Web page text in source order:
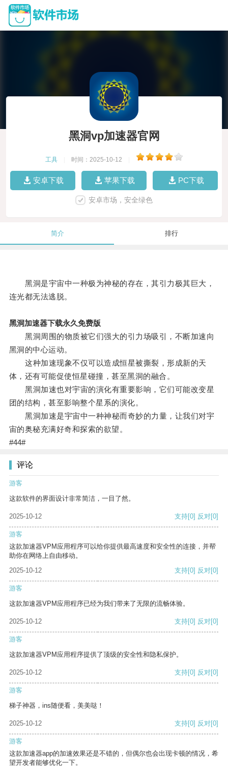
黑洞vp加速器官网
工具 时间：2025-10-12
安卓下载 苹果下载 PC下载
安卓市场，安全绿色
简介 排行
黑洞是宇宙中一种极为神秘的存在，其引力极其巨大，
连光都无法逃脱。
黑洞加速器下载永久免费版
黑洞周围的物质被它们强大的引力场吸引，不断加速向
黑洞的中心运动。
这种加速现象不仅可以造成恒星被撕裂，形成新的天
体，还有可能促使恒星碰撞，甚至黑洞的融合。
黑洞加速也对宇宙的演化有重要影响，它们可能改变星
团的结构，甚至影响整个星系的演化。
黑洞加速是宇宙中一种神秘而奇妙的力量，让我们对宇
宙的奥秘充满好奇和探索的欲望。
#44#
评论
游客
这款软件的界面设计非常简洁，一目了然。
2025-10-12 支持[0] 反对[0]
游客
这款加速器VPM应用程序可以给你提供最高速度和安全性的连接，并帮
助你在网络上自由移动。
2025-10-12
支持[0] 反对[0]
游客
这款加速器VPM应用程序已经为我们带来了无限的流畅体验。
2025-10-12 支持[0] 反对[0]
游客
这款加速器VPM应用程序提供了顶级的安全性和隐私保护。
2025-10-12 支持[0] 反对[0]
游客
梯子神器，ins随便看，美美哒！
2025-10-12 支持[0] 反对[0]
游客
这款加速器app的加速效果还是不错的，但偶尔也会出现卡顿的情况，希
望开发者能够优化一下。